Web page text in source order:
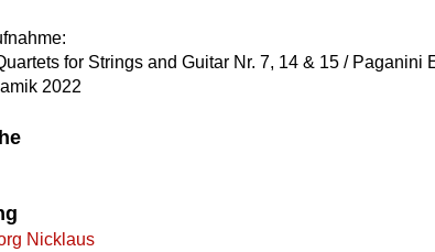
for Strings and Guitar Nr. 7, 14 & 15 / Paganini
2022
Nicklaus